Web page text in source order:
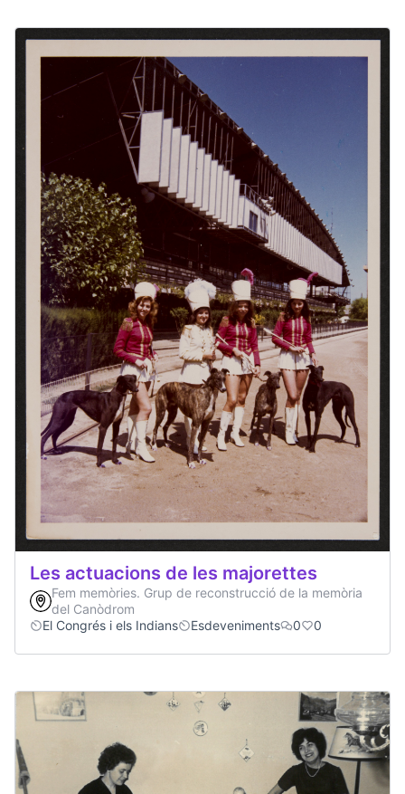
Les actuacions de les majorettes
Fem memòries. Grup de reconstrucció de la memòria
del Canòdrom
El Congrés i els Indians
Esdeveniments 0 0